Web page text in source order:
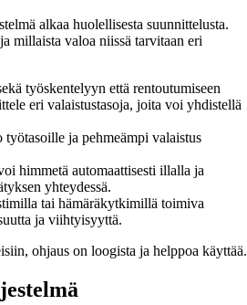
alkaa huolellisesta suunnittelusta.
millaista valoa niissä tarvitaan eri
työskentelyyn että rentoutumiseen
eri valaistustasoja, joita voi yhdistellä
ja pehmeämpi valaistus
himmetä automaattisesti illalla ja
yhteydessä.
tai hämäräkytkimillä toimiva
ja viihtyisyyttä.
ohjaus on loogista ja helppoa käyttää.